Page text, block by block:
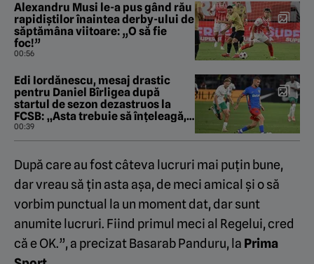
Alexandru Musi le-a pus gând rău
rapidiștilor înaintea derby-ului de
săptămâna viitoare: „O să fie
foc!”
00:56
Edi Iordănescu, mesaj drastic
pentru Daniel Bîrligea după
startul de sezon dezastruos la
FCSB: „Asta trebuie să înțeleagă,
înainte de orice!”
00:39
După care au fost câteva lucruri mai puțin bune,
dar vreau să țin asta așa, de meci amical și o să
vorbim punctual la un moment dat, dar sunt
anumite lucruri. Fiind primul meci al Regelui, cred
că e OK.”, a precizat Basarab Panduru, la Prima